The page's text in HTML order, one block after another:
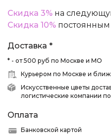
Скидка 3% на
Скидка 10%
Доставка *
* - от 500 руб по Москве и МО
Курьером по Москве и
Искусственные цветы
логистические компании
Оплата
Банковской картой